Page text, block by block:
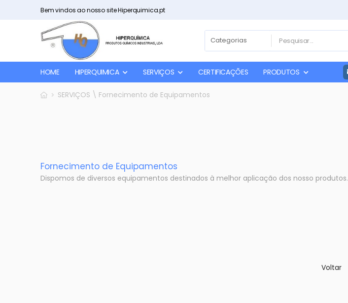
Bem vindos ao nosso site Hiperquimica.pt
HOME HIPERQUIMICA SERVIÇOS CERTIFICAÇÕES PRODUTOS
SERVIÇOS \ Fornecimento de Equipamentos
Fornecimento de Equipamentos
Dispomos de diversos equipamentos destinados à melhor aplicação dos nosso produtos.
Voltar